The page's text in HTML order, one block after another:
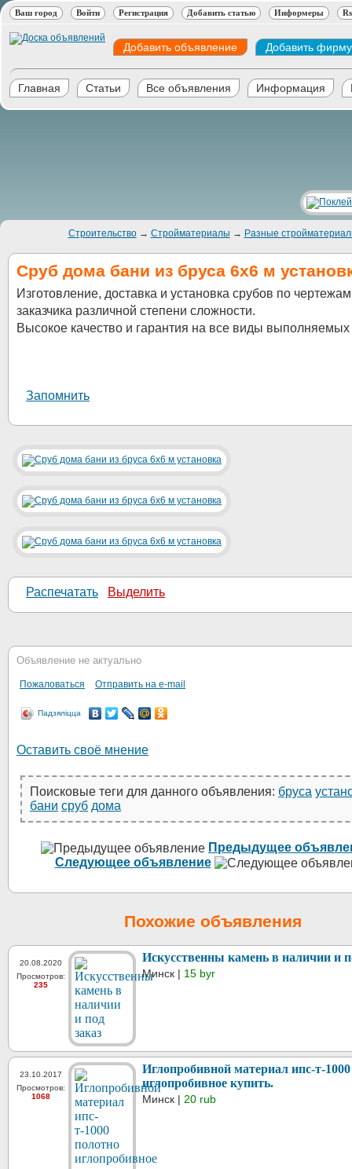
Ваш город Войти Регистрация Добавить статью Информеры
Добавить объявление Добавить фирму
Главная Статьи Все объявления Информация
Строительство→ Стройматериалы → Разные
Сруб дома бани из бруса 6х6 м
Изготовление, доставка и установка срубов по чертежам
заказчика различной степени сложности.
Высокое качество и гарантия на все виды выполняемых
Запомнить
Распечатать Выделить
Объявление не актуально
Пожаловаться Отправить на e-mail
Падзяліцца
Оставить своё мнение
Поисковые теги для данного объявления: бруса
бани сруб дома
Предыдущее
Следующее объявление
Похожие объявления
20.08.2020
Просмотров:
235
Искусственны камень в наличии и
Минск | 15 byr
23.10.2017
Просмотров:
1068
Иглопробивной материал ипс-т-
иглопробивное купить.
Минск | 20 rub